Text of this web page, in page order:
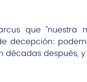
que
decepción:
décadas después,